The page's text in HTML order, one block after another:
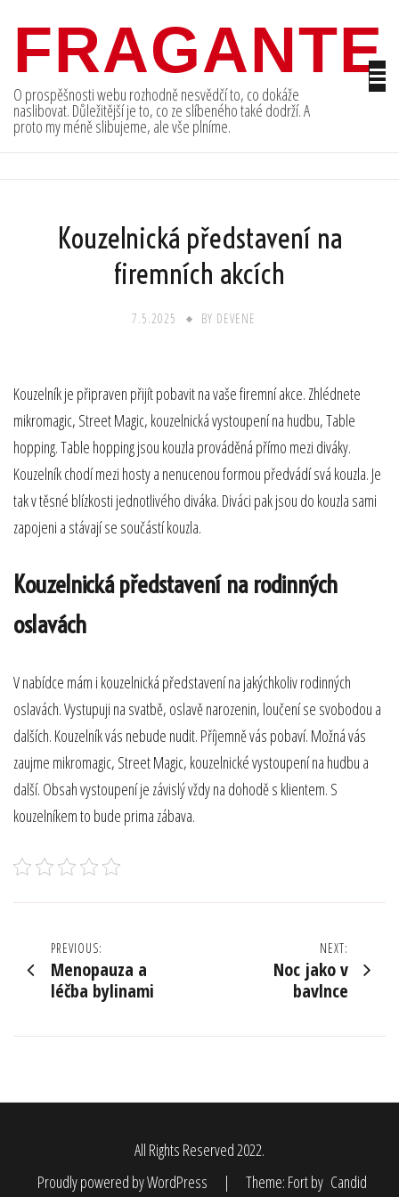
contentFRAGANTE
O prospěšnosti webu rozhodně nesvědčí to, co dokáže
naslibovat. Důležitější je to, co ze slíbeného také dodrží. A
proto my méně slibujeme, ale vše plníme.
Kouzelnická představení na
firemních akcích
7.5.2025 BY DEVENE
Kouzelníkje připraven přijít pobavit na vaše firemní akce. Zhlédnete
mikromagic, Street Magic, kouzelnická vystoupení na hudbu, Table
hopping. Table hopping jsou kouzla prováděná přímo mezi diváky.
Kouzelník chodí mezi hosty a nenucenou formou předvádí svá kouzla. Je
tak v těsné blízkosti jednotlivého diváka. Diváci pak jsou do kouzla sami
zapojeni a stávají se součástí kouzla.
Kouzelnická představení na rodinných
oslavách
V nabídce mám i kouzelnická představení na jakýchkoliv rodinných
oslavách. Vystupuji na svatbě, oslavě narozenin, loučení se svobodou a
dalších. Kouzelník vás nebude nudit. Příjemně vás pobaví. Možná vás
zaujme mikromagic, Street Magic, kouzelnické vystoupení na hudbu a
další. Obsah vystoupení je závislý vždy na dohodě s klientem. S
kouzelníkem to bude prima zábava.
Navigace
pro
PREVIOUS:
Menopauza a
léčba bylinami
NEXT:
Noc jako v
bavlnce
All Rights Reserved 2022.
Proudly powered by WordPress
| Theme: Fort by Candid